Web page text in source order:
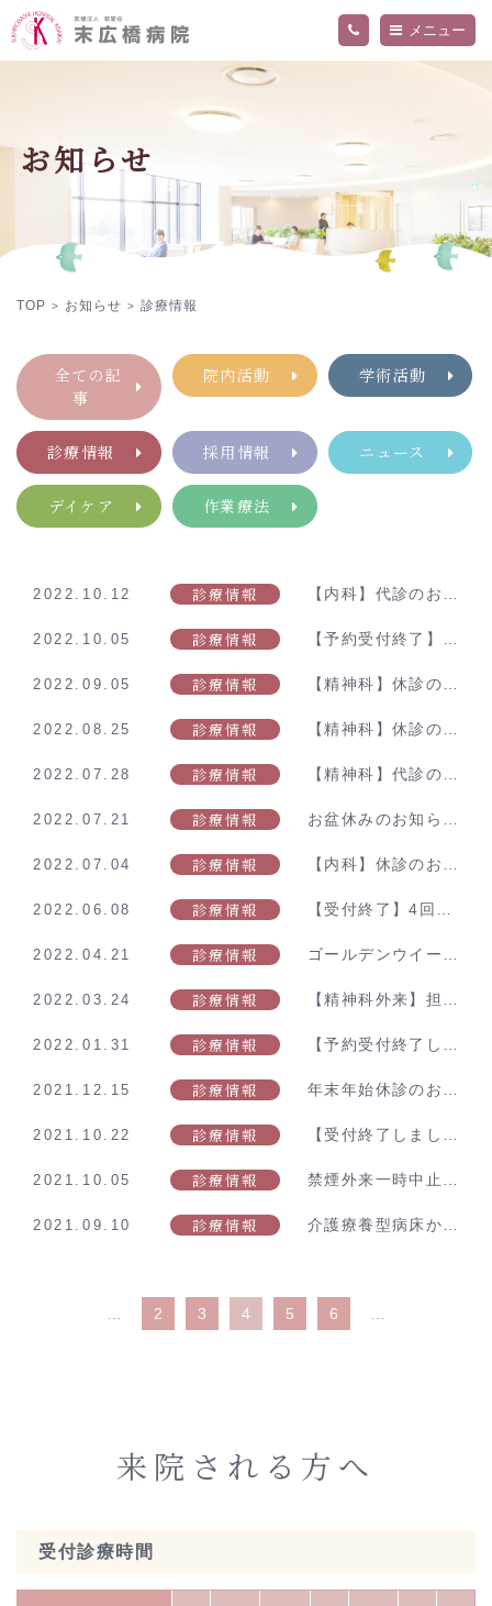
病院概要
交通アクセス
フロア案内
関連施設
院内の活動・取り組み
当院の医療について詳しく知りたい方へ
精神科外来
内科外来
入院のご案内
診療科・部門
デイケアセンター「ねむの木」
お知らせ
採用情報
メニュー
お知らせ
TOP > お知らせ > 診療情報
全ての記
事
院内活動 学術活動
診療情報 採用情報 ニュース
デイケア 作業療法
2022.10.12 診療情報
2022.10.05 診療情報
2022.09.05 診療情報
2022.08.25 診療情報
2022.07.28 診療情報
2022.07.21 診療情報
2022.07.04 診療情報
2022.06.08 診療情報
2022.04.21 診療情報
2022.03.24 診療情報
2022.01.31 診療情報
2021.12.15 診療情報
2021.10.22 診療情報
2021.10.05 診療情報
2021.09.10 診療情報
2 3 4 5 6
来院される方へ
受付診療時間